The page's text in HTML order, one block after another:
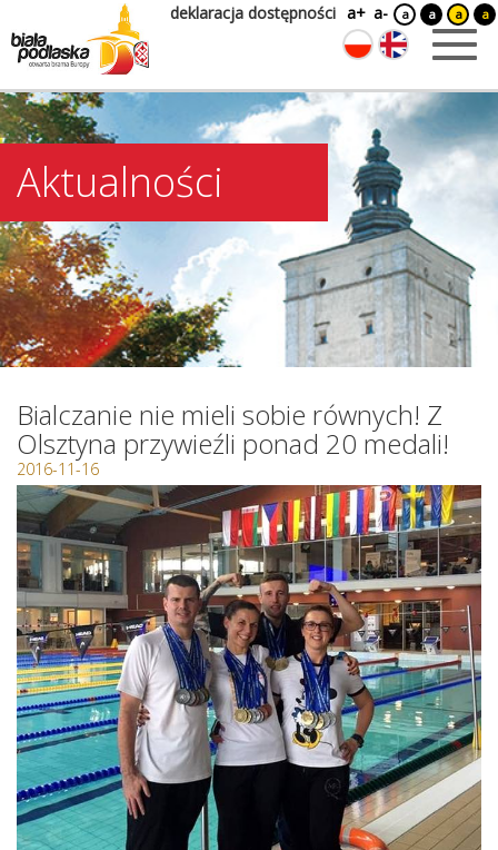
deklaracja dostępności a+ a- a a a a
Aktualności
Bialczanie nie mieli sobie równych! Z
Olsztyna przywieźli ponad 20 medali!
2016-11-16